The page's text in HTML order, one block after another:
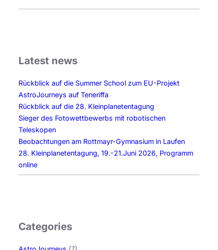
Latest news
Rückblick auf die Summer School zum EU-Projekt
AstroJourneys auf Teneriffa
Rückblick auf die 28. Kleinplanetentagung
Sieger des Fotowettbewerbs mit robotischen
Teleskopen
Beobachtungen am Rottmayr-Gymnasium in Laufen
28. Kleinplanetentagung, 19.-21.Juni 2026, Programm
online
Categories